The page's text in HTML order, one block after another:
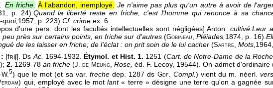
En friche. À l'abandon, inemployé. Je n'aime pas plus qu'un autre à avoir de
, p. 24). Quand la liberté reste en friche, c'est l'homme qui renonce à sa
1957 , p. 223). Cf. crime ex. 6.
d'une pers. dont les facultés intellectuelles sont négligées] Anton.cultivé.Leur
peu près sur certains points, en friche sur d'autres(Gobineau ,Pléiades, 1874 , p. 16).
de les laisser en friche; de l'éclat : on prit soin de le lui cacher (Sartre Mots, 1964
[fʀiʃ]. Ds Ac. 1694-1932. Étymol. et Hist. 1. 1251 (Cart. de Notre-Dame de la Roche
2. 1269-78an friche (J. de Meung, Rose, éd. F. Lecoy, 19544). On admet d'ordinaire
5) que le mot (et sa var. frechedep. 1287 ds Gdf. Compl.) vient du m. néerl.
) qui, employé avec le motlant« terre » désigne une terre qu'on a gagnée